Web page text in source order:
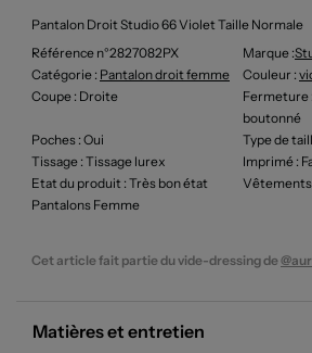
Pantalon Droit Studio 66 Violet Taille Normale
Référence n°2827082PX
Marque :
Catégorie : Pantalon droit femme Couleur :
Coupe : Droite Fermeture
boutonné
Poches : Oui Type de
Tissage : Tissage lurex Imprimé :
Etat du produit : Très bon état
Pantalons Femme
Cet article fait partie du vide-dressing de
Matières et entretien